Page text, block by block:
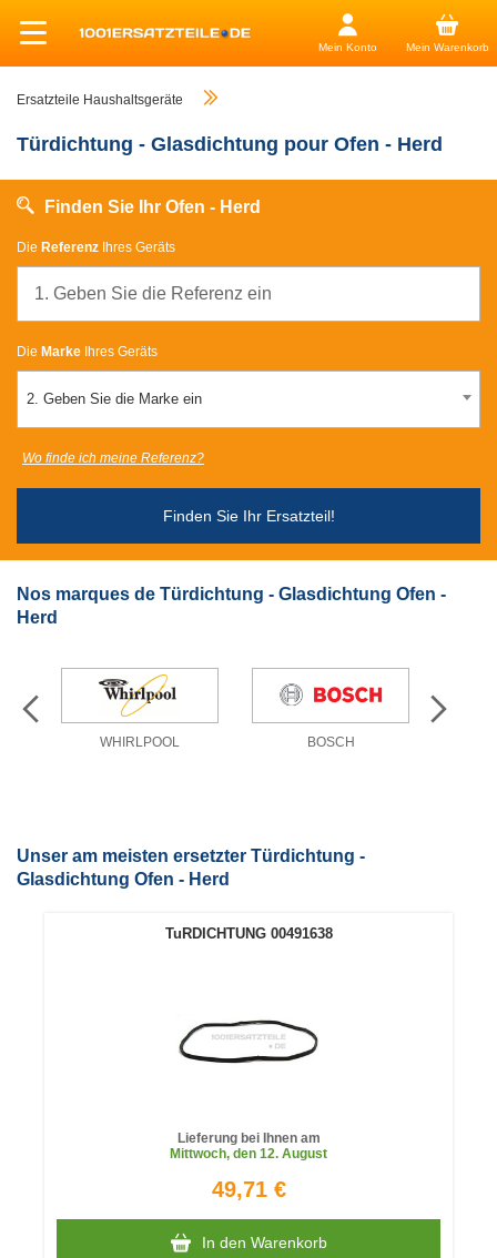
Mein Konto Mein Warenkorb
Ersatzteile Haushaltsgeräte
Türdichtung - Glasdichtung pour Ofen - Herd
Finden Sie Ihr Ofen - Herd
Die Referenz Ihres Geräts
Die Marke Ihres Geräts
2. Geben Sie die Marke ein
Finden Sie Ihr Ersatzteil!
Wo finde ich meine Referenz?
Nos marques de Türdichtung - Glasdichtung Ofen -
Herd
WHIRLPOOL BOSCH
Unser am meisten ersetzter Türdichtung -
Glasdichtung Ofen - Herd
TuRDICHTUNG 00491638
Lieferung bei Ihnen am
Mittwoch, den 12. August
49,71 €
In den Warenkorb